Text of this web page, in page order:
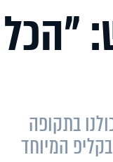
"הכל
בתקופה
המיוחד